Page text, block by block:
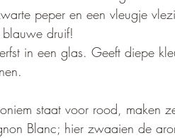
peper en een vleugje
druif!
in een glas. Geeft diepe
staat voor rood, maken
Blanc; hier zwaaien de